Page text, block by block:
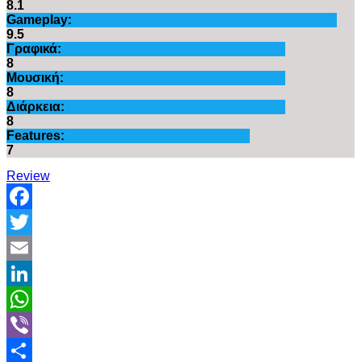
8.1
Gameplay:
9.5
Γραφικά:
8
Μουσική:
8
Διάρκεια:
8
Features:
7
Review
Facebook
Twitter
Email
LinkedIn
WhatsApp
Viber